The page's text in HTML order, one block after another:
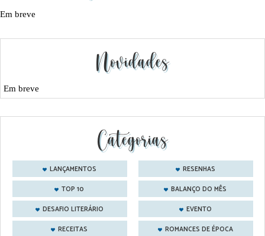
Em breve
Novidades
Em breve
Categorias
LANÇAMENTOS
RESENHAS
TOP 10
BALANÇO DO MÊS
DESAFIO LITERÁRIO
EVENTO
RECEITAS
ROMANCES DE ÉPOCA